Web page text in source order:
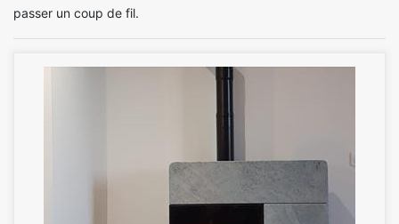
passer un coup de fil.